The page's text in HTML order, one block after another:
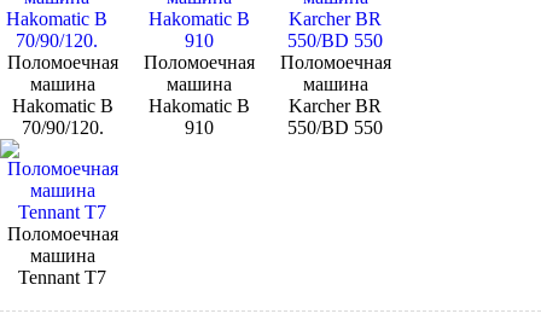
Поломоечная
машина
Hakomatic B
70/90/120.
Поломоечная
машина
Hakomatic B
910
Поломоечная
машина
Karcher BR
550/BD 550
Поломоечная
машина
Tennant Т7